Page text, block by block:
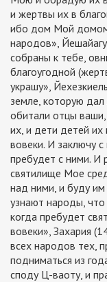
и жертвы их в
ибо дом Мой домом
народов»,
собраны к тебе,
благоугодной
украшу»,
земле, которую
обитали отцы
их, и дети детей их
вовеки. И заключу
пребудет с ними. И
святилище Мое
над ними, и буду
узнают народы,
когда пребудет
вовеки», Захария
всех народов тех,
подниматься из
споду Ц-ваоту, и